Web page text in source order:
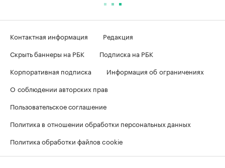
Контактная информация
Редакция
Скрыть баннеры на РБК
Подписка на РБК
Корпоративная подписка
Информация об ограничениях
О соблюдении авторских прав
Пользовательское соглашение
Политика в отношении обработки персональных данных
Политика обработки файлов cookie